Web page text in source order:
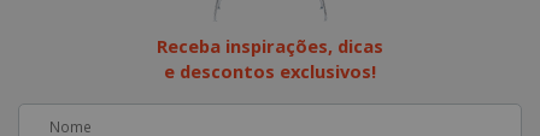
Receba inspirações, dicas
e descontos exclusivos!